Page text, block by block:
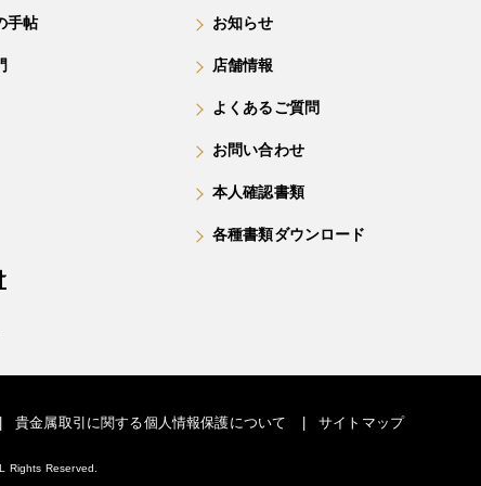
手帖 お知らせ
店舗情報
よくあるご質問
お問い合わせ
本人確認書類
各種書類ダウンロード
貴金属取引に関する個人情報保護について サイトマップ
Rights Reserved.